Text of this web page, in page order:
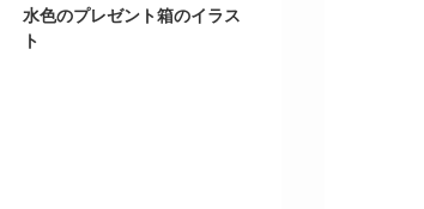
水色のプレゼント箱のイラス
ト